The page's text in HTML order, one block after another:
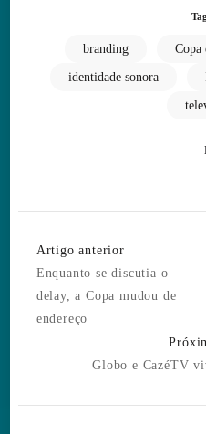
branding Copa
identidade sonora
Navigation
Artigo anterior
Enquanto se discutia o
delay, a Copa mudou de
endereço
Globo e CazéTV